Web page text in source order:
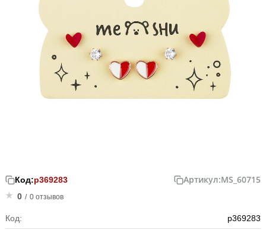
Код:р369283 Артикул:MS_60715
0 / 0 отзывов
Код: р369283